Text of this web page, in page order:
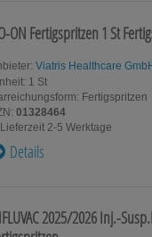
ON Fertigspritzen 1 St
Viatris Healthcare
1 St
Fertigspritzen
01328464
Lieferzeit 2-5 Werktage
Details
2025/2026 Inj.-